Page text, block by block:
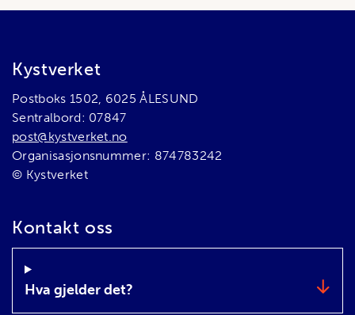
Bunnområde
Kystverket
Postboks 1502, 6025 ÅLESUND
Sentralbord: 07847
post@kystverket.no
Organisasjonsnummer: 874783242
© Kystverket
Kontakt oss
Hva gjelder det?